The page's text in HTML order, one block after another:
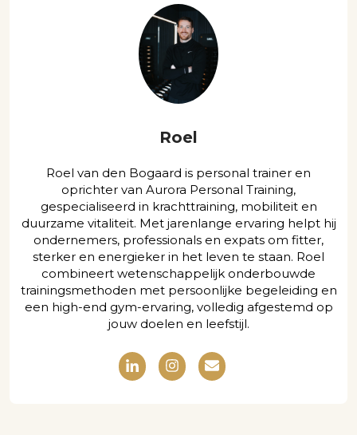
Roel
Roel van den Bogaard is personal trainer en
oprichter van Aurora Personal Training,
gespecialiseerd in krachttraining, mobiliteit en
duurzame vitaliteit. Met jarenlange ervaring helpt hij
ondernemers, professionals en expats om fitter,
sterker en energieker in het leven te staan. Roel
combineert wetenschappelijk onderbouwde
trainingsmethoden met persoonlijke begeleiding en
een high-end gym-ervaring, volledig afgestemd op
jouw doelen en leefstijl.